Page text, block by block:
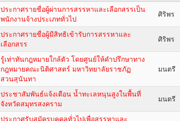
ประกาศรายชื่อผู้ผ่านการสรรหาและเลือกสรรเป็น
พนักงานจ้างประเภททั่วไป
ศิริพร
ประกาศรายชื่อผู้มีสิทธิเข้ารับการสรรหาและ
เลือกสรร
ศิริพร
รู้เท่าทันกฎหมายใกล้ตัว โดยศูนย์ให้คำปรึกษาทาง
กฎหมายคณะนิติศาสตร์ มหาวิทยาลัยราชภัฏ
สวนสุนันทา
มนตรี
ประชาสัมพันธ์แจ้งเตือน น้ำทะเลหนุนสูงในพื้นที่
จังหวัดสมุทรสงคราม
มนตรี
ประกาศรับสมัครบุคคลทั่วไปเพื่อสรรหาและ